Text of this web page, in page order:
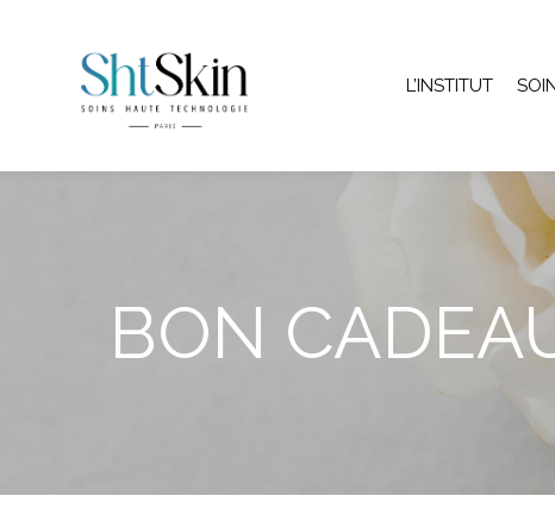
L’INSTITUT
BON